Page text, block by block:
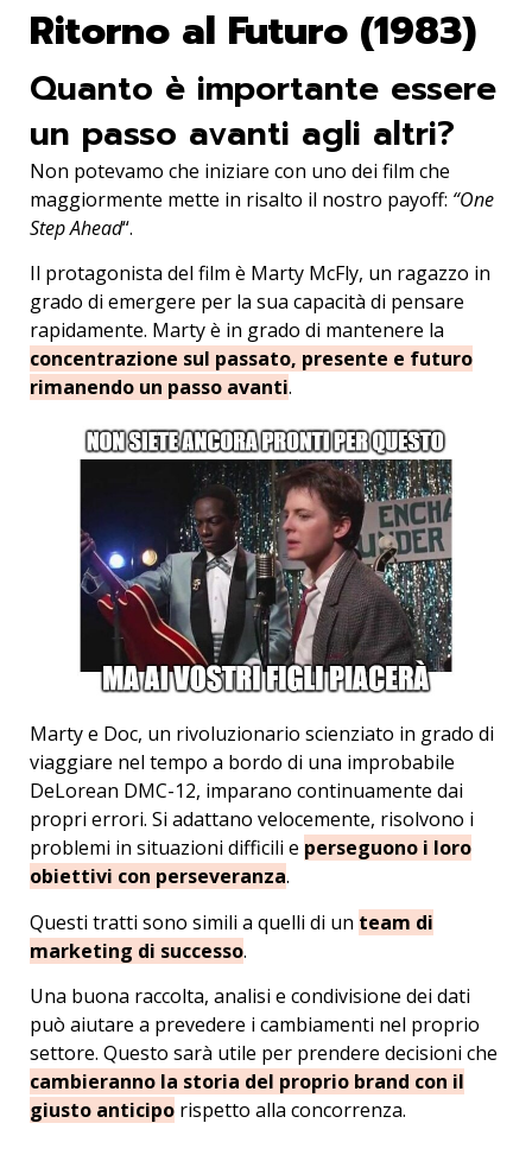
Ritorno al Futuro (1983)
Quanto è importante essere
un passo avanti agli altri?
Non potevamo che iniziare con uno dei film che
maggiormente mette in risalto il nostro payoff: “One
Step Ahead“.
Il protagonista del film è Marty McFly, un ragazzo in
grado di emergere per la sua capacità di pensare
rapidamente. Marty è in grado di mantenere la
concentrazione sul passato, presente e futuro
rimanendo un passo avanti.
Marty e Doc, un rivoluzionario scienziato in grado di
viaggiare nel tempo a bordo di una improbabile
DeLorean DMC-12, imparano continuamente dai
propri errori. Si adattano velocemente, risolvono i
problemi in situazioni difficili e perseguono i loro
obiettivi con perseveranza.
Questi tratti sono simili a quelli di un team di
marketing di successo.
Una buona raccolta, analisi e condivisione dei dati
può aiutare a prevedere i cambiamenti nel proprio
settore. Questo sarà utile per prendere decisioni che
cambieranno la storia del proprio brand con il
giusto anticipo rispetto alla concorrenza.